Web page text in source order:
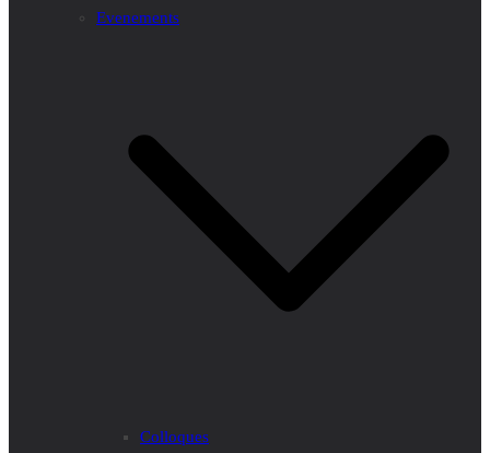
Evenements
Colloques